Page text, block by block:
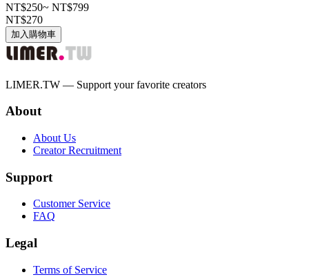
NT$250~ NT$799
NT$270
加入購物車
LIMER.TW — Support your favorite creators
About
About Us
Creator Recruitment
Support
Customer Service
FAQ
Legal
Terms of Service